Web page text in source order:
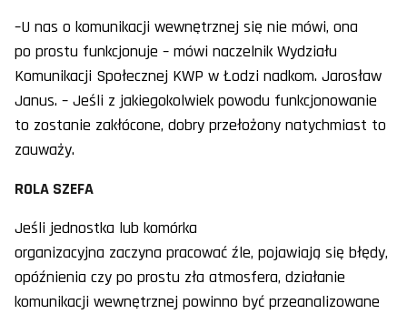
–U nas o komunikacji wewnętrznej się nie mówi, ona
po prostu funkcjonuje – mówi naczelnik Wydziału
Komunikacji Społecznej KWP w Łodzi nadkom. Jarosław
Janus. – Jeśli z jakiegokolwiek powodu funkcjonowanie
to zostanie zakłócone, dobry przełożony natychmiast to
zauważy.
ROLA SZEFA
Jeśli jednostka lub komórka
organizacyjna zaczyna pracować źle, pojawiają się błędy,
opóźnienia czy po prostu zła atmosfera, działanie
komunikacji wewnętrznej powinno być przeanalizowane